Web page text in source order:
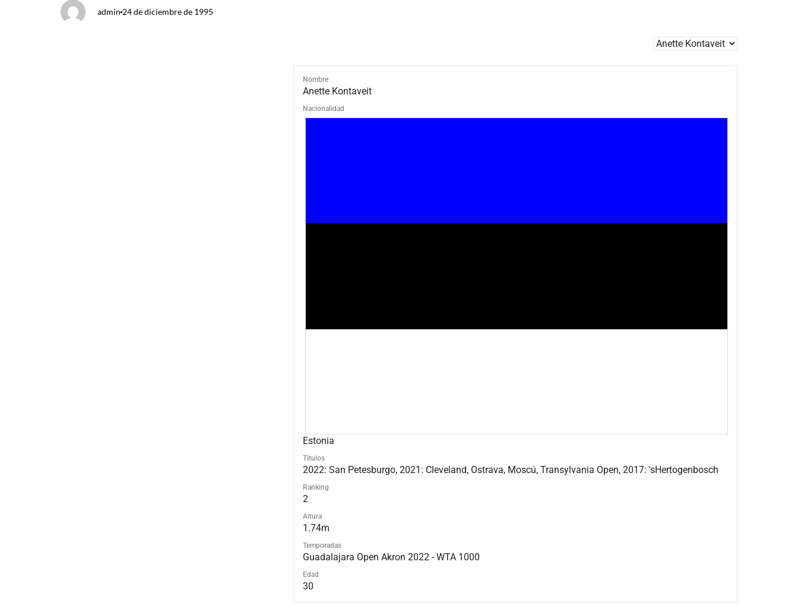
admin 24 de diciembre de 1995
Nombre
Anette Kontaveit
Nacionalidad
Estonia
Títulos
2022: San Petesburgo, 2021: Cleveland, Ostrava, Moscú, Transylvania Open, 2017: 'sHertogenbosch
Ranking
2
Altura
1.74m
Temporadas
Guadalajara Open Akron 2022 - WTA 1000
Edad
30